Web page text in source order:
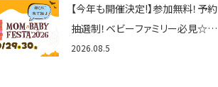
【今年も開催決定!】参加無料！予約
抽選制！ベビーファミリー必見☆入
場無料☆10/29(木)30(金)ママベ
2026.08.5